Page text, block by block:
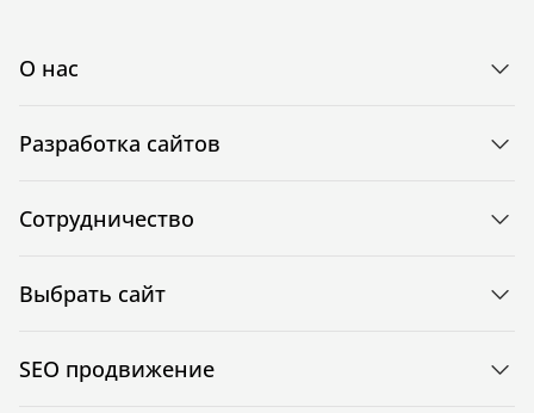
О нас
Разработка сайтов
Сотрудничество
Выбрать сайт
SEO продвижение